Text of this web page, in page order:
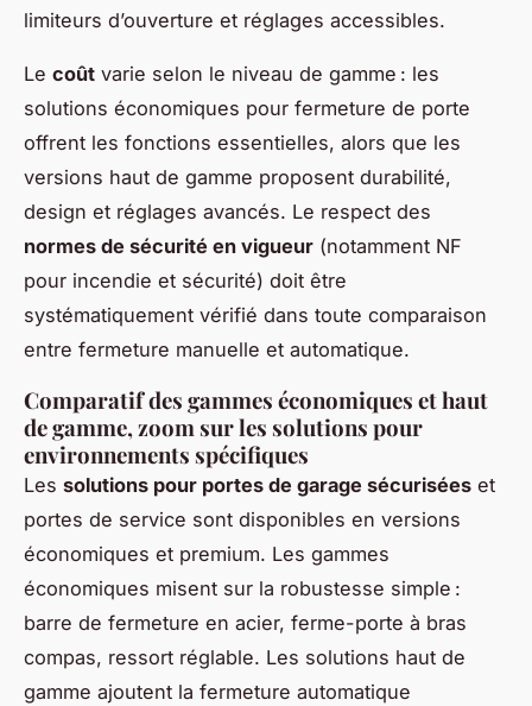
limiteurs d’ouverture et réglages accessibles.
Le coût varie selon le niveau de gamme : les
solutions économiques pour fermeture de porte
offrent les fonctions essentielles, alors que les
versions haut de gamme proposent durabilité,
design et réglages avancés. Le respect des
normes de sécurité en vigueur (notamment NF
pour incendie et sécurité) doit être
systématiquement vérifié dans toute comparaison
entre fermeture manuelle et automatique.
Comparatif des gammes économiques et haut
de gamme, zoom sur les solutions pour
environnements spécifiques
Les solutions pour portes de garage sécurisées et
portes de service sont disponibles en versions
économiques et premium. Les gammes
économiques misent sur la robustesse simple :
barre de fermeture en acier, ferme-porte à bras
compas, ressort réglable. Les solutions haut de
gamme ajoutent la fermeture automatique